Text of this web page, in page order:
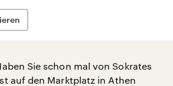
Sie schon mal von Sokrates
auf den Marktplatz in Athen